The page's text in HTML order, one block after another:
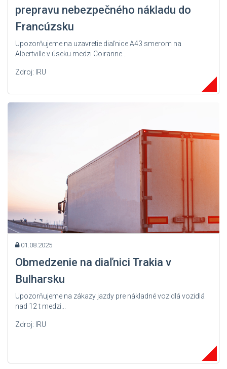
prepravu nebezpečného nákladu do
Francúzsku
Upozorňujeme na uzavretie diaľnice A43 smerom na
Albertville v úseku medzi Coiranne...
Zdroj: IRU
01.08.2025
Obmedzenie na diaľnici Trakia v
Bulharsku
Upozorňujeme na zákazy jazdy pre nákladné vozidlá vozidlá
nad 12 t medzi...
Zdroj: IRU